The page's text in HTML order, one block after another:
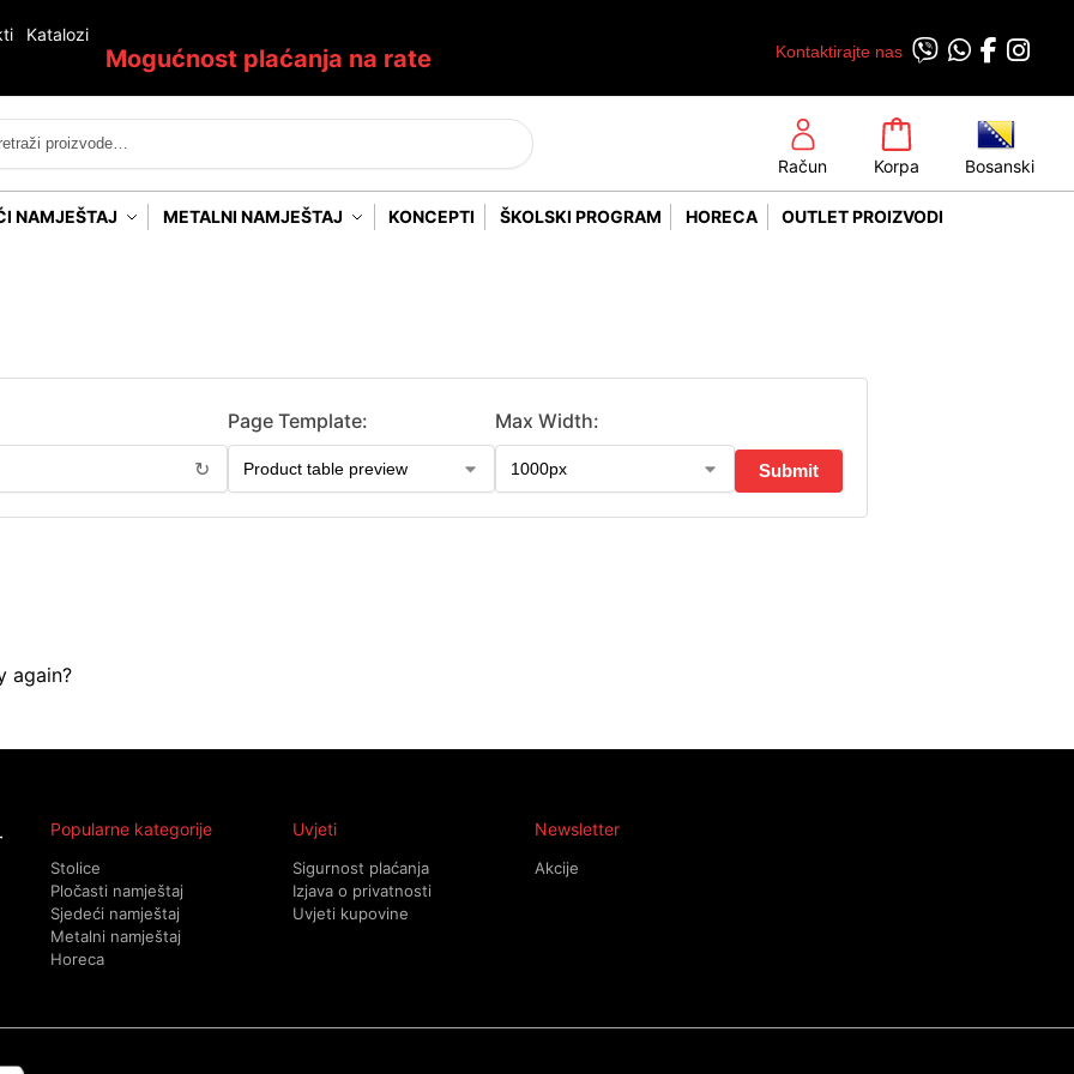
Katalozi
Mogućnost plaćanja na rate Kontaktirajte nas
Pretraži
Račun Korpa Bosanski
NAMJEŠTAJ METALNI NAMJEŠTAJ KONCEPTI ŠKOLSKI PROGRAM HORECA OUTLET PROIZVODI
↻
Page Template: Max Width:
again?
Popularne kategorije
Stolice
Pločasti namještaj
Sjedeći namještaj
Metalni namještaj
Horeca
Uvjeti
Sigurnost plaćanja
Izjava o privatnosti
Uvjeti kupovine
Newsletter
Akcije